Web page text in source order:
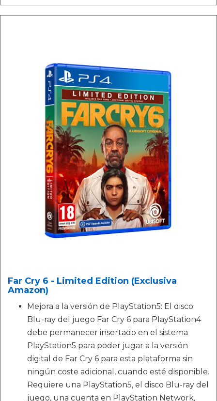
Far Cry 6 - Limited Edition (Exclusiva
Amazon)
Mejora a la versión de PlayStation5: El disco
Blu-ray del juego Far Cry 6 para PlayStation4
debe permanecer insertado en el sistema
PlayStation5 para poder jugar a la versión
digital de Far Cry 6 para esta plataforma sin
ningún coste adicional, cuando esté disponible.
Requiere una PlayStation5, el disco Blu-ray del
juego, una cuenta en PlayStation Network,